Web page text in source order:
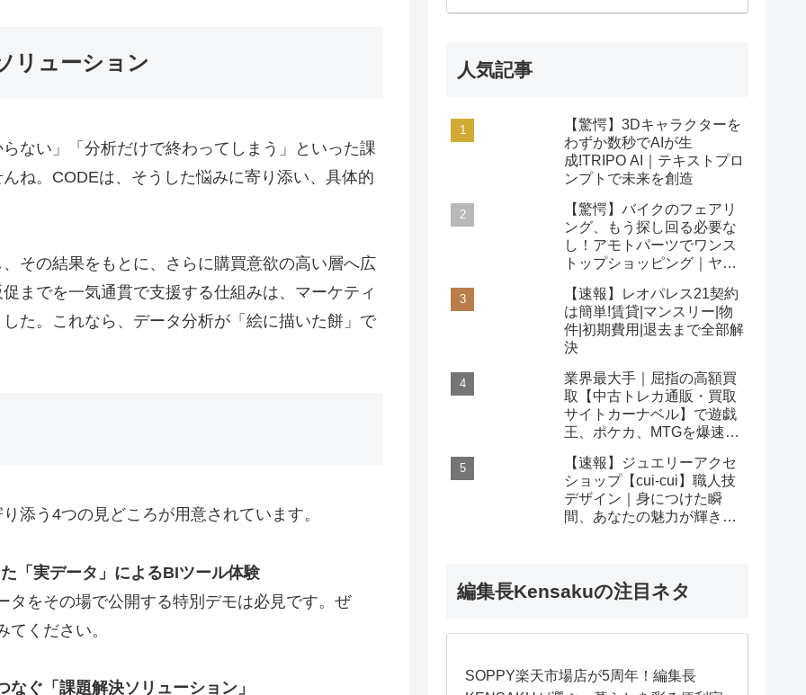
リューション
ない」「分析だけで終わってしまう」といった課
ね。CODEは、そうした悩みに寄り添い、具体的
その結果をもとに、さらに購買意欲の高い層へ広
までを一気通貫で支援する仕組みは、マーケティ
た。これなら、データ分析が「絵に描いた餅」で
添う4つの見どころが用意されています。
「実データ」によるBIツール体験
タをその場で公開する特別デモは必見です。ぜ
ください。
ぐ「課題解決ソリューション」
人気記事
【驚愕】3Dキャラクターを
わずか数秒でAIが生
成!TRIPO AI｜テキストプロ
ンプトで未来を創造
【驚愕】バイクのフェアリ
ング、もう探し回る必要な
し！アモトパーツでワンス
トップショッピング｜ヤマ
【速報】レオパレス21契約
は簡単!賃貸|マンスリー|物
件|初期費用|退去まで全部解
決
業界最大手｜屈指の高額買
取【中古トレカ通販・買取
サイトカーナベル】で遊戯
王、ポケカ、MTGを爆速査
【速報】ジュエリーアクセ
ショップ【cui-cui】職人技
デザイン｜身につけた瞬
間、あなたの魅力が輝き出
編集長Kensakuの注目ネタ
SOPPY楽天市場店が5周年！編集長